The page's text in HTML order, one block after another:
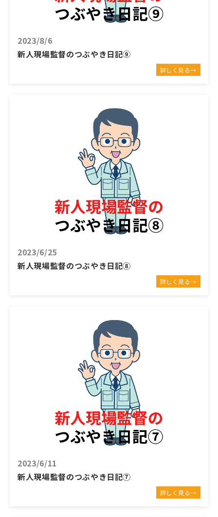
2023/8/6
新人現場監督のつぶやき日記⑨
詳しく見る→
2023/6/25
新人現場監督のつぶやき日記⑧
詳しく見る→
2023/6/11
新人現場監督のつぶやき日記⑦
詳しく見る→